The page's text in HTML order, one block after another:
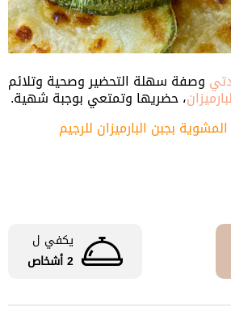
وصفة سهلة التحضير وصحية وتلائم
، حضريها وتمتعي بوجبة شهية.
بجبن البارميزان للرجيم
يكفي ل
2 أشخاص